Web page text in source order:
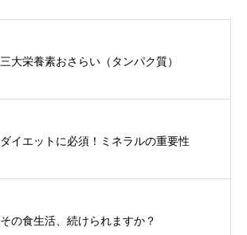
三大栄養素おさらい（タンパク質）
ダイエットに必須！ミネラルの重要性
その食生活、続けられますか？